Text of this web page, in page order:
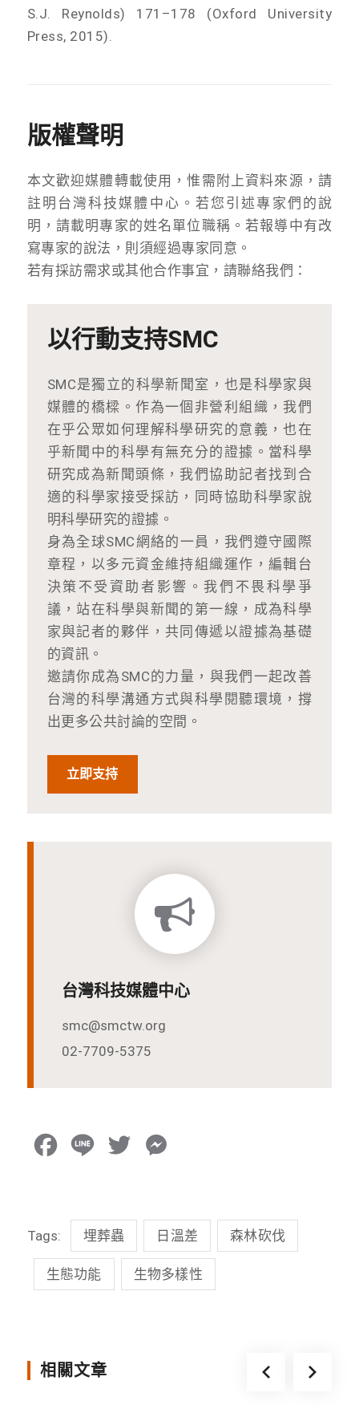
S.J. Reynolds) 171–178 (Oxford University
Press, 2015).
版權聲明
本文歡迎媒體轉載使用，惟需附上資料來源，請
註明台灣科技媒體中心。若您引述專家們的說
明，請載明專家的姓名單位職稱。若報導中有改
寫專家的說法，則須經過專家同意。
若有採訪需求或其他合作事宜，請聯絡我們：
以行動支持SMC
SMC是獨立的科學新聞室，也是科學家與
媒體的橋樑。作為一個非營利組織，我們
在乎公眾如何理解科學研究的意義，也在
乎新聞中的科學有無充分的證據。當科學
研究成為新聞頭條，我們協助記者找到合
適的科學家接受採訪，同時協助科學家說
明科學研究的證據。
身為全球SMC網絡的一員，我們遵守國際
章程，以多元資金維持組織運作，編輯台
決策不受資助者影響。我們不畏科學爭
議，站在科學與新聞的第一線，成為科學
家與記者的夥伴，共同傳遞以證據為基礎
的資訊。
邀請你成為SMC的力量，與我們一起改善
台灣的科學溝通方式與科學閱聽環境，撐
出更多公共討論的空間。
立即支持
台灣科技媒體中心
smc@smctw.org
02-7709-5375
b
e
t
s
e
Tags: 埋葬蟲 日溫差 森林砍伐
生態功能 生物多樣性
相關文章